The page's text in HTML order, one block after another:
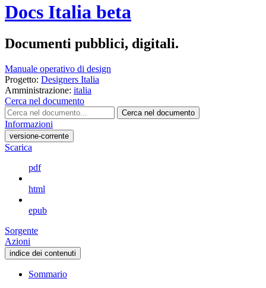
Docs Italia beta
Documenti pubblici, digitali.
Manuale operativo di design
Progetto: Designers Italia
Amministrazione: italia
Cerca nel documento
Cerca nel documento
Informazioni
versione-corrente
Scarica
pdf
html
epub
Sorgente
Azioni
indice dei contenuti
Sommario